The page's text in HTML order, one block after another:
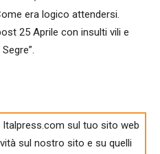
era logico attendersi.
25 Aprile con insulti vili e
sul tuo sito web
sul nostro sito e su quelli